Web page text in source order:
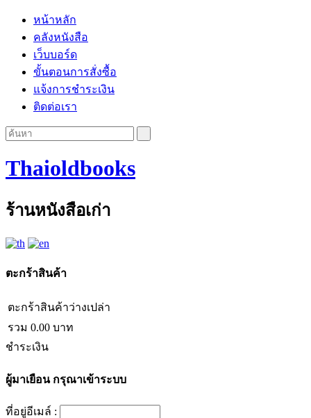
หน้าหลัก
คลังหนังสือ
เว็บบอร์ด
ขั้นตอนการสั่งซื้อ
แจ้งการชำระเงิน
ติดต่อเรา
Thaioldbooks
ร้านหนังสือเก่า
ตะกร้าสินค้า
ตะกร้าสินค้าว่างเปล่า
รวม 0.00 บาท
ชำระเงิน
ผู้มาเยือนกรุณาเข้าระบบ
ที่อยู่อีเมล์ :